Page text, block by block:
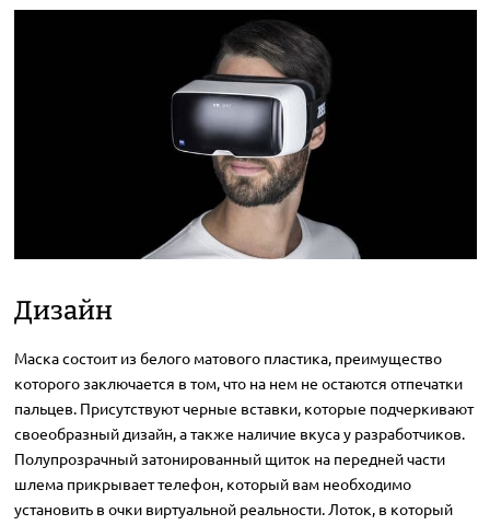
Дизайн
Маска состоит из белого матового пластика, преимущество
которого заключается в том, что на нем не остаются отпечатки
пальцев. Присутствуют черные вставки, которые подчеркивают
своеобразный дизайн, а также наличие вкуса у разработчиков.
Полупрозрачный затонированный щиток на передней части
шлема прикрывает телефон, который вам необходимо
установить в очки виртуальной реальности. Лоток, в который